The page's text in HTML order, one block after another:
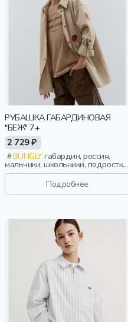
РУБАШКА ГАБАРДИНОВАЯ
"БЕЖ" 7+
2 729 ₽
BUNGLYгабардин, россия,
мальчики, школьники, подростки,
дети
Подробнее